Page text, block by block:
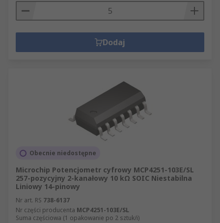
Dodaj
Obecnie niedostępne
Microchip Potencjometr cyfrowy MCP4251-103E/SL
257-pozycyjny 2-kanałowy 10 kΩ SOIC Niestabilna
Liniowy 14-pinowy
Nr art. RS 738-6137
Nr części producenta MCP4251-103E/SL
Suma częściowa (1 opakowanie po 2 sztuk/i)